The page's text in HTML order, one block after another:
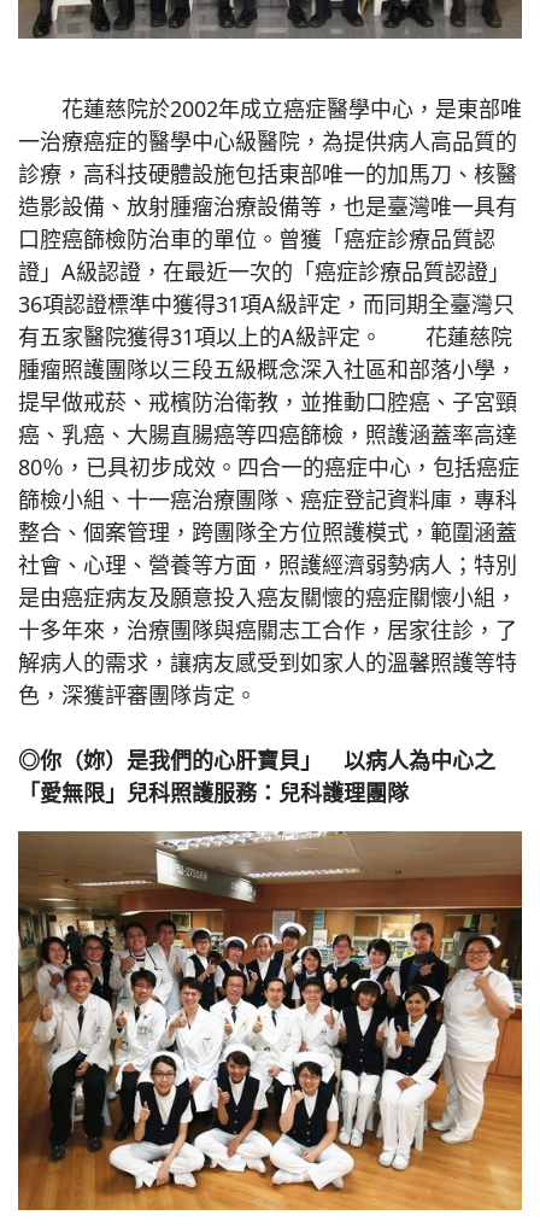
花蓮慈院於2002年成立癌症醫學中心，是東部唯
一治療癌症的醫學中心級醫院，為提供病人高品質的
診療，高科技硬體設施包括東部唯一的加馬刀、核醫
造影設備、放射腫瘤治療設備等，也是臺灣唯一具有
口腔癌篩檢防治車的單位。曾獲「癌症診療品質認
證」A級認證，在最近一次的「癌症診療品質認證」
36項認證標準中獲得31項A級評定，而同期全臺灣只
有五家醫院獲得31項以上的A級評定。 花蓮慈院
腫瘤照護團隊以三段五級概念深入社區和部落小學，
提早做戒菸、戒檳防治衛教，並推動口腔癌、子宮頸
癌、乳癌、大腸直腸癌等四癌篩檢，照護涵蓋率高達
80％，已具初步成效。四合一的癌症中心，包括癌症
篩檢小組、十一癌治療團隊、癌症登記資料庫，專科
整合、個案管理，跨團隊全方位照護模式，範圍涵蓋
社會、心理、營養等方面，照護經濟弱勢病人；特別
是由癌症病友及願意投入癌友關懷的癌症關懷小組，
十多年來，治療團隊與癌關志工合作，居家往診，了
解病人的需求，讓病友感受到如家人的溫馨照護等特
色，深獲評審團隊肯定。
◎你（妳）是我們的心肝寶貝」 以病人為中心之
「愛無限」兒科照護服務：兒科護理團隊